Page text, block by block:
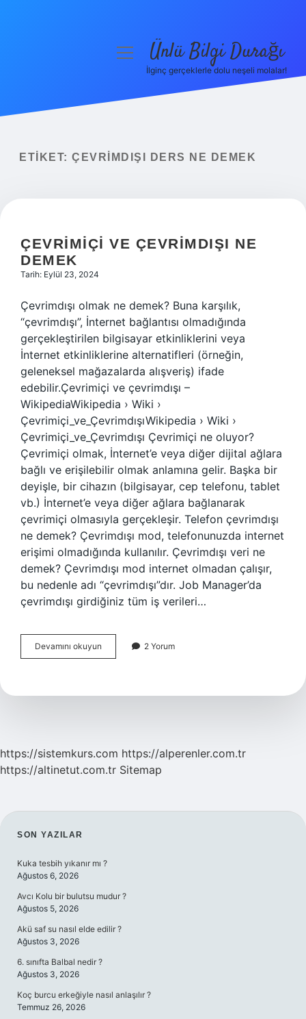
Yasal Uyarı
menüyüÜnlü Bilgi Durağı
İlginç gerçeklerle dolu neşeli molalar!
ETIKET: ÇEVRIMDIŞI DERS NE DEMEK
ÇEVRIMIÇI VE ÇEVRIMDIŞI NE
DEMEK
Tarih: Eylül 23, 2024
Çevrimdışı olmak ne demek? Buna karşılık,
“çevrimdışı”, İnternet bağlantısı olmadığında
gerçekleştirilen bilgisayar etkinliklerini veya
İnternet etkinliklerine alternatifleri (örneğin,
geleneksel mağazalarda alışveriş) ifade
edebilir.Çevrimiçi ve çevrimdışı –
WikipediaWikipedia › Wiki ›
Çevrimiçi_ve_ÇevrimdışıWikipedia › Wiki ›
Çevrimiçi_ve_Çevrimdışı Çevrimiçi ne oluyor?
Çevrimiçi olmak, İnternet’e veya diğer dijital ağlara
bağlı ve erişilebilir olmak anlamına gelir. Başka bir
deyişle, bir cihazın (bilgisayar, cep telefonu, tablet
vb.) İnternet’e veya diğer ağlara bağlanarak
çevrimiçi olmasıyla gerçekleşir. Telefon çevrimdışı
ne demek? Çevrimdışı mod, telefonunuzda internet
erişimi olmadığında kullanılır. Çevrimdışı veri ne
demek? Çevrimdışı mod internet olmadan çalışır,
bu nedenle adı “çevrimdışı”dır. Job Manager’da
çevrimdışı girdiğiniz tüm iş verileri…
Devamını okuyun Çevrimiçi
Ve
Demek
2 Yorum
https://sistemkurs.com https://alperenler.com.tr
https://altinetut.com.tr Sitemap
SIDEBAR
SON YAZILAR
Kuka tesbih yıkanır mı ?
Ağustos 6, 2026
Avcı Kolu bir bulutsu mudur ?
Ağustos 5, 2026
Akü saf su nasıl elde edilir ?
Ağustos 3, 2026
6. sınıfta Balbal nedir ?
Ağustos 3, 2026
Koç burcu erkeğiyle nasıl anlaşılır ?
Temmuz 26, 2026